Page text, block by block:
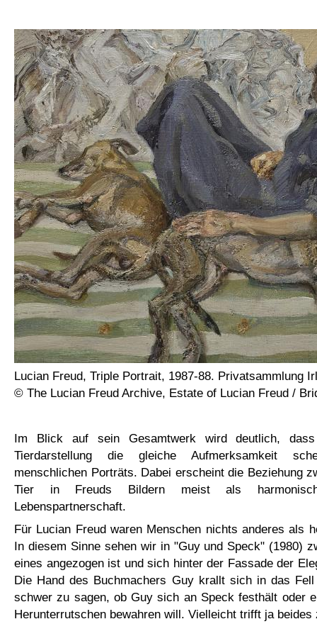
Lucian Freud, Triple Portrait, 1987-88. Privatsammlung
© The Lucian Freud Archive, Estate of Lucian Freud /
Im Blick auf sein Gesamtwerk wird deutlich,
Tierdarstellung die gleiche Aufmerksamkeit
menschlichen Porträts. Dabei erscheint die Beziehung
Tier in Freuds Bildern meist als
Lebenspartnerschaft.
Für Lucian Freud waren Menschen nichts anderes als
In diesem Sinne sehen wir in "Guy und Speck" (1980)
eines angezogen ist und sich hinter der Fassade der
Die Hand des Buchmachers Guy krallt sich in das
schwer zu sagen, ob Guy sich an Speck festhält oder
Herunterrutschen bewahren will. Vielleicht trifft ja beides